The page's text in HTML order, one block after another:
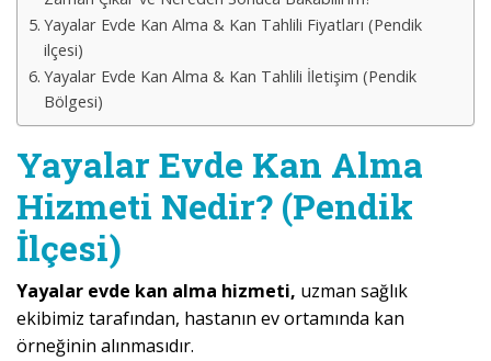
Yayalar Evde Kan Alma & Kan Tahlili Fiyatları (Pendik
ilçesi)
Yayalar Evde Kan Alma & Kan Tahlili İletişim (Pendik
Bölgesi)
Yayalar Evde Kan Alma
Hizmeti Nedir? (Pendik
İlçesi)
Yayalar evde kan alma hizmeti, uzman sağlık
ekibimiz tarafından, hastanın ev ortamında kan
örneğinin alınmasıdır.